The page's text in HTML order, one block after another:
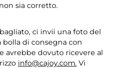
sia corretto.
ci invii una foto del
di consegna con
avrebbe dovuto ricevere al
info@cajoy.com. Vi